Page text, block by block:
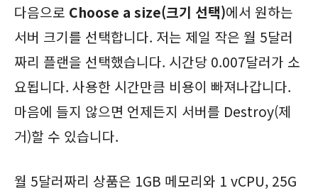
다음으로 Choose a size(크기 선택)에서 원하는
서버 크기를 선택합니다. 저는 제일 작은 월 5달러
짜리 플랜을 선택했습니다. 시간당 0.007달러가 소
요됩니다. 사용한 시간만큼 비용이 빠져나갑니다.
마음에 들지 않으면 언제든지 서버를 Destroy(제
거)할 수 있습니다.
월 5달러짜리 상품은 1GB 메모리와 1 vCPU, 25G